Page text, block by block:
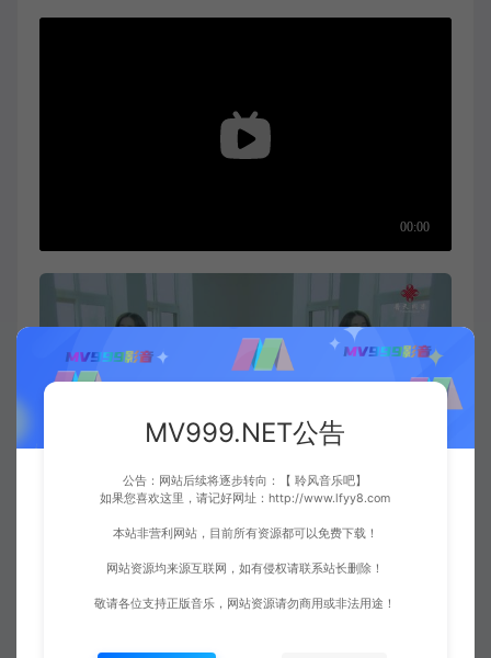
MV999.NET公告
公告：网站后续将逐步转向：【 聆风音乐吧】
如果您喜欢这里，请记好网址：http://www.lfyy8.com
本站非营利网站，目前所有资源都可以免费下载！
网站资源均来源互联网，如有侵权请联系站长删除！
敬请各位支持正版音乐，网站资源请勿商用或非法用途！